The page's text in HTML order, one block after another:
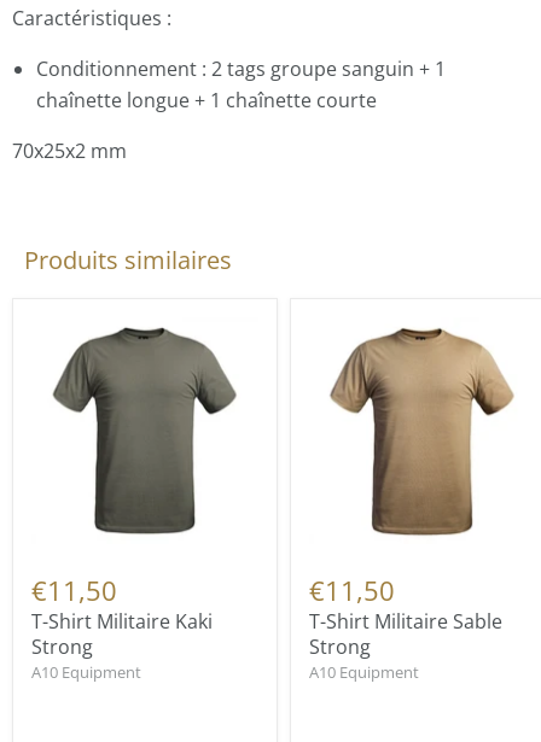
Caractéristiques :
Conditionnement : 2 tags groupe sanguin + 1
chaînette longue + 1 chaînette courte
70x25x2 mm
Produits similaires
€11,50
T-Shirt Militaire Kaki
Strong
A10 Equipment
€11,50
T-Shirt Militaire Sable
Strong
A10 Equipment